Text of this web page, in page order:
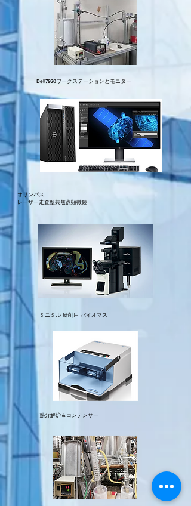
Dell7920ワークステーションとモニター
オリンパス
レーザー走査型共焦点顕微鏡
ミニミル 研削用 バイオマス
熱分解炉＆コンデンサー